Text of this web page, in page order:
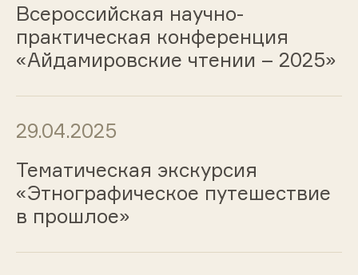
Всероссийская научно-
практическая конференция
«Айдамировские чтении – 2025»
29.04.2025
Тематическая экскурсия
«Этнографическое путешествие
в прошлое»